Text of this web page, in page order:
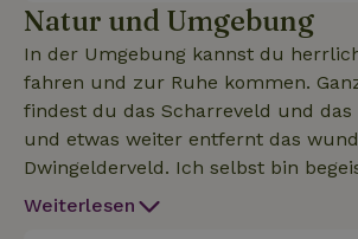
dich herrlich in der Sauna
Gebühr). Du hast einen eigenen
dein Fahrrad in meiner Scheune
Häuschen ist komplett
Sonnenkollektoren ausgestattet. Es
Ladestation für dein Fahrrad und
Elektroauto zu nutzen (gegen
Natur und Umgebung
In der Umgebung kannst du
fahren und zur Ruhe kommen.
findest du das Scharreveld und das
und etwas weiter entfernt das
Dwingelderveld. Ich selbst bin
Radfahrer und gebe dir gerne Tipps
Weiterlesen